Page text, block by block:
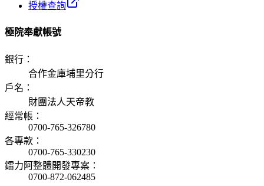
授權查詢
極院奉獻帳號
銀行 ：
合作金庫埔里分行
戶名 ：
財團法人天帝教
經常帳 ：
0700-765-326780
各專款 ：
0700-765-330230
鐳力阿整體開發專案 ：
0700-872-062485